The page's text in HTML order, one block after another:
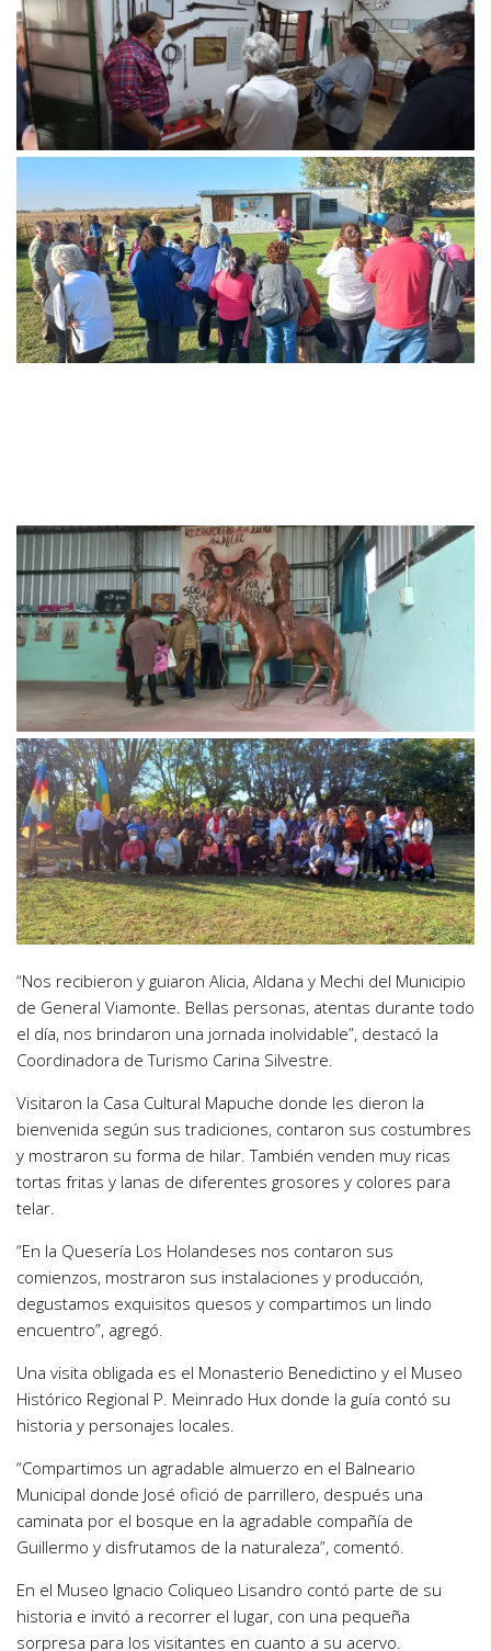
“Nos recibieron y guiaron Alicia, Aldana y Mechi del Municipio
de General Viamonte. Bellas personas, atentas durante todo
el día, nos brindaron una jornada inolvidable”, destacó la
Coordinadora de Turismo Carina Silvestre.
Visitaron la Casa Cultural Mapuche donde les dieron la
bienvenida según sus tradiciones, contaron sus costumbres
y mostraron su forma de hilar. También venden muy ricas
tortas fritas y lanas de diferentes grosores y colores para
telar.
“En la Quesería Los Holandeses nos contaron sus
comienzos, mostraron sus instalaciones y producción,
degustamos exquisitos quesos y compartimos un lindo
encuentro”, agregó.
Una visita obligada es el Monasterio Benedictino y el Museo
Histórico Regional P. Meinrado Hux donde la guía contó su
historia y personajes locales.
“Compartimos un agradable almuerzo en el Balneario
Municipal donde José ofició de parrillero, después una
caminata por el bosque en la agradable compañía de
Guillermo y disfrutamos de la naturaleza”, comentó.
En el Museo Ignacio Coliqueo Lisandro contó parte de su
historia e invitó a recorrer el lugar, con una pequeña
sorpresa para los visitantes en cuanto a su acervo.